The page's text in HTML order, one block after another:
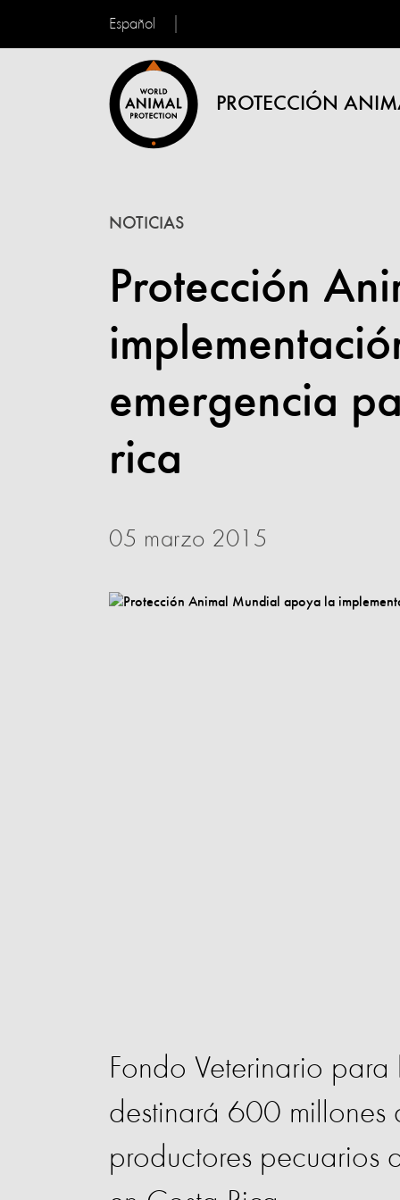
Español
PROTECCIÓN
Protección
emergencia
rica
NOTICIAS
05 marzo 2015
Fondo Veterinario
destinará 600
productores pecuarios